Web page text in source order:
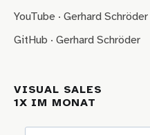
YouTube · Gerhard Schröder
GitHub · Gerhard Schröder
VISUAL SALES
1X IM MONAT